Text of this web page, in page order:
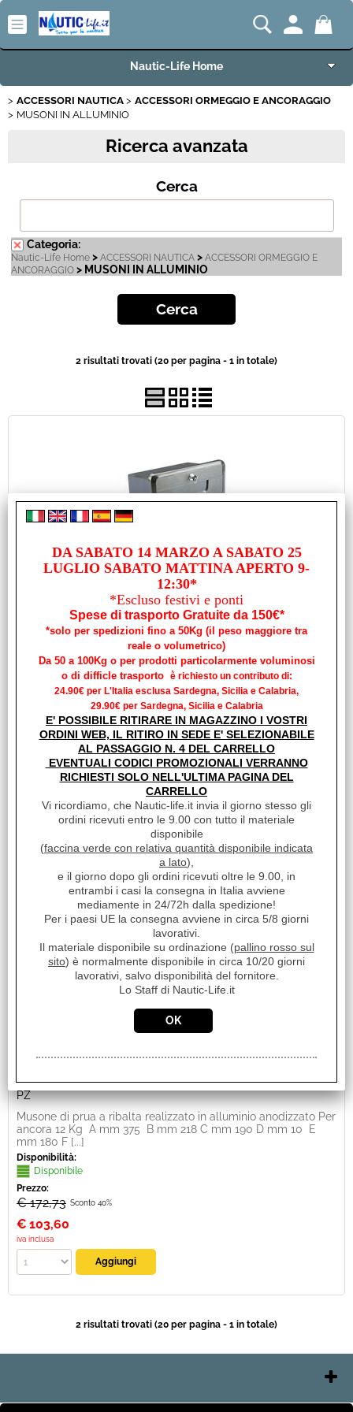
Nautic-Life Home
Accessori e Ricambi
Imbarcazioni e Motori
Carrelli Porta Barca
Best Seller
Fineserie e Occasioni
Usato
ACCESSORI NAUTICA
ACCESSORI ORMEGGIO E ANCORAGGIO
MUSONI IN ALLUMINIO
Ricerca avanzata
Cerca
Categoria:
Nautic-Life Home > ACCESSORI NAUTICA > ACCESSORI ORMEGGIO E
ANCORAGGIO > MUSONI IN ALLUMINIO
2 risultati trovati (20 per pagina - 1 in totale)
BAULETTO PORTAOGGETTI DA INCASSO
340X140X190MM
Unità di misura:
Disponibilità:
Disponibile su Ordinazione in circa 10/20gg (Tempistica indicativa
Prezzo:
€ 48,95 Sconto 39.9%
iva inclusa
MUSONE DI PRUA ALLUMINIO A RIBALTA 375MM
NO BRAND
PZ
Musone di prua a ribalta realizzato in alluminio anodizzato Per
ancora 12 Kg A mm 375 B mm 218 C mm 190 D mm 10 E
mm 180 F [...]
Disponibilità:
Disponibile
Prezzo:
€ 172,73 Sconto 40%
€ 103,60
iva inclusa
2 risultati trovati (20 per pagina - 1 in totale)
DA SABATO 14 MARZO A SABATO 25
LUGLIO SABATO MATTINA APERTO 9-
12:30*
*Escluso festivi e ponti
Spese di trasporto Gratuite da 150€*
*solo per spedizioni fino a 50Kg (il peso maggiore tra
reale o volumetrico)
Da 50 a 100Kg o per prodotti particolarmente voluminosi
o di difficle trasporto è richiesto un contributo di:
24.90€ per L'Italia esclusa Sardegna, Sicilia e Calabria,
29.90€ per Sardegna, Sicilia e Calabria
E' POSSIBILE RITIRARE IN MAGAZZINO I VOSTRI
ORDINI WEB, IL RITIRO IN SEDE E' SELEZIONABILE
AL PASSAGGIO N. 4 DEL CARRELLO
EVENTUALI CODICI PROMOZIONALI VERRANNO
RICHIESTI SOLO NELL'ULTIMA PAGINA DEL
CARRELLO
Vi ricordiamo, che Nautic-life.it invia il giorno stesso gli
ordini ricevuti entro le 9.00 con tutto il materiale
disponibile
(faccina verde con relativa quantità disponibile indicata
a lato),
e il giorno dopo gli ordini ricevuti oltre le 9.00, in
entrambi i casi la consegna in Italia avviene
mediamente in 24/72h dalla spedizione!
Per i paesi UE la consegna avviene in circa 5/8 giorni
lavorativi.
Il materiale disponibile su ordinazione (pallino rosso sul
sito) è normalmente disponibile in circa 10/20 giorni
lavorativi, salvo disponibilità del fornitore.
Lo Staff di Nautic-Life.it